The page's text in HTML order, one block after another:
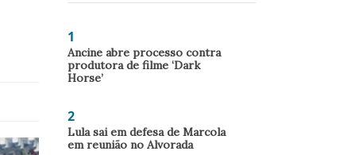
1
Ancine abre processo contra
produtora de filme ‘Dark
Horse’
2
Lula sai em defesa de Marcola
em reunião no Alvorada